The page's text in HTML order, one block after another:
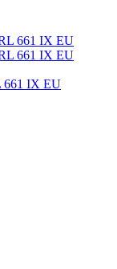
661 IX EU